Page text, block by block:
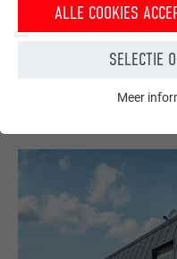
hoogwaterbescherming
aluminium ziet uw huis er
ook optimaal beschermt.
GRATIS BESTELLEN
ALLE COOKIES
SELECTIE
onberispelijk werkt.
NAAM
PHP
Cookie-
STATISTIEKEN (INCLUSIEF
Meer